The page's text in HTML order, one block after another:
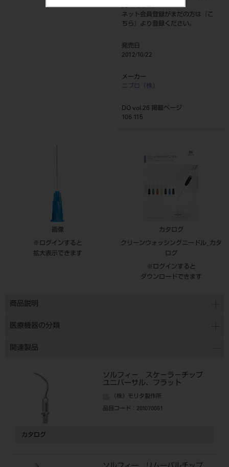
覧ください。
ネット会員登録がまだの方は『
こ
ちら
』より登録ください。
発売日
2012/10/22
メーカー
ニプロ（株）
DO vol.26 掲載ページ
106 115
画像
※ログインすると
拡大表示できます
カタログ
クリーンウォッシングニードル_カタ
ログ
※ログインすると
ダウンロードできます
商品説明
医療機器の分類
関連製品
ソルフィ－ スケ－ラ－チップ
ユニバーサル、フラット
（株）モリタ製作所
品目コード ：201070051
カタログ